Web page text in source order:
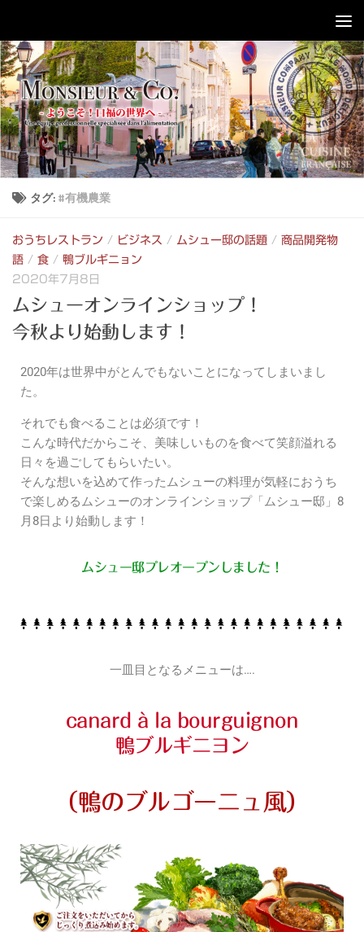
タグ:#有機農業
おうちレストラン / ビジネス / ムシュー邸の話題 / 商品開発物
語 / 食 / 鴨ブルギニョン
2020年7月8日
ムシューオンラインショップ！
今秋より始動します！
2020年は世界中がとんでもないことになってしまいまし
た。
それでも食べることは必須です！
こんな時代だからこそ、美味しいものを食べて笑顔溢れる
日々を過ごしてもらいたい。
そんな想いを込めて作ったムシューの料理が気軽におうち
で楽しめるムシューのオンラインショップ「ムシュー邸」8
月8日より始動します！
ムシュー邸プレオープンしました！
一皿目となるメニューは….
canard à la bourguignon
鴨ブルギニヨン
（鴨のブルゴーニュ風）